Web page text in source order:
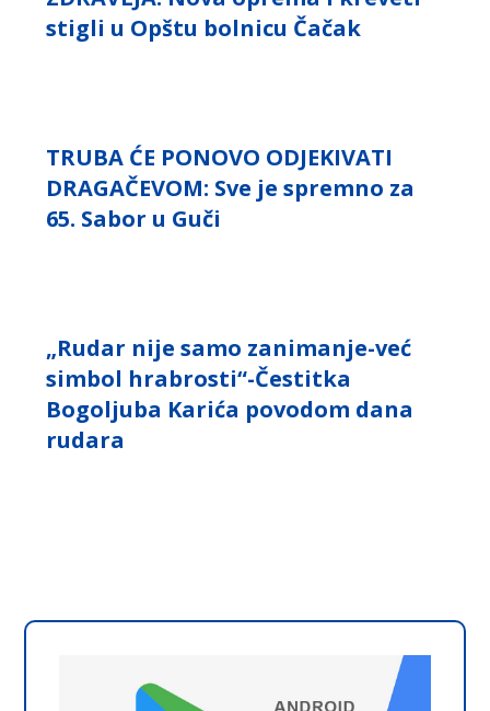
stigli u Opštu bolnicu Čačak
TRUBA ĆE PONOVO ODJEKIVATI
DRAGAČEVOM: Sve je spremno za
65. Sabor u Guči
„Rudar nije samo zanimanje-već
simbol hrabrosti“-Čestitka
Bogoljuba Karića povodom dana
rudara